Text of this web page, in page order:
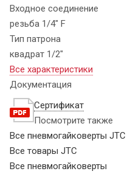
Входное соединение
резьба 1/4" F
Тип патрона
квадрат 1/2"
Все характеристики
Документация
Сертификат
Посмотрите также
Все пневмогайковерты JTC
Все товары JTC
Все пневмогайковерты